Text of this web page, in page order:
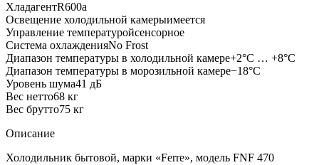
ХладагентR600a
Освещение холодильной камерыимеется
Управление температуройсенсорное
Система охлажденияNo Frost
Диапазон температуры в холодильной камере+2°C … +8°C
Диапазон температуры в морозильной камере−18°C
Уровень шума41 дБ
Вес нетто68 кг
Вес брутто75 кг
Описание
Холодильник бытовой, марки «Ferre», модель FNF 470